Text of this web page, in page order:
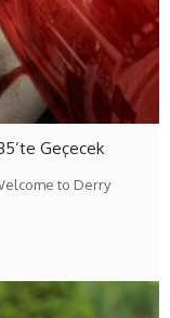
Geçecek
to Derry